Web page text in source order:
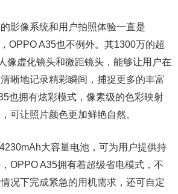
像系统和用户拍照体验一直是
OPPO A35也不例外。其1300万的超
像虚化镜头和微距镜头，能够让用户在
晰地记录精彩瞬间，捕捉更多的丰富
也拥有炫彩模式，像素级的色彩映射
可让照片颜色更加鲜艳自然。
大容量电池，可为用户提供持
OPPO A35拥有着超级省电模式，不
况下完成紧急的用机需求，还可自定